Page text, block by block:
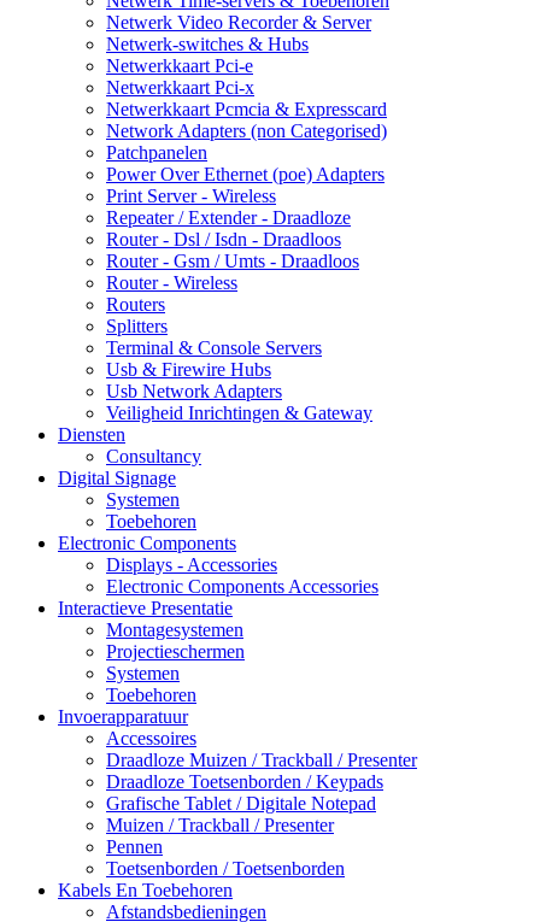
Netwerk Video Recorder & Server
Netwerk-switches & Hubs
Netwerkkaart Pci-e
Netwerkkaart Pci-x
Netwerkkaart Pcmcia & Expresscard
Network Adapters (non Categorised)
Patchpanelen
Power Over Ethernet (poe) Adapters
Print Server - Wireless
Repeater / Extender - Draadloze
Router - Dsl / Isdn - Draadloos
Router - Gsm / Umts - Draadloos
Router - Wireless
Routers
Splitters
Terminal & Console Servers
Usb & Firewire Hubs
Usb Network Adapters
Veiligheid Inrichtingen & Gateway
Diensten
Consultancy
Digital Signage
Systemen
Toebehoren
Electronic Components
Displays - Accessories
Electronic Components Accessories
Interactieve Presentatie
Montagesystemen
Projectieschermen
Systemen
Toebehoren
Invoerapparatuur
Accessoires
Draadloze Muizen / Trackball / Presenter
Draadloze Toetsenborden / Keypads
Grafische Tablet / Digitale Notepad
Muizen / Trackball / Presenter
Pennen
Toetsenborden / Toetsenborden
Kabels En Toebehoren
Afstandsbedieningen